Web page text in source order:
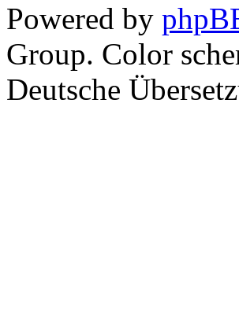
Powered by
Group. Color
Deutsche